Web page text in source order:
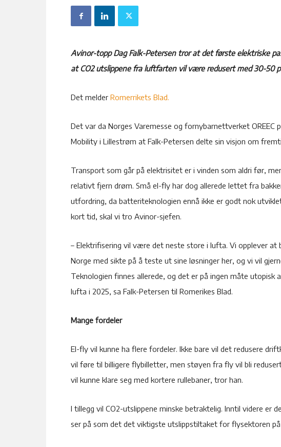
Avinor-topp Dag Falk-Petersen tror at det første elektriske
at CO2 utslippene fra luftfarten vil være redusert med 30-50
Det melder Romerrikets Blad.
Det var da Norges Varemesse og fornybarnettverket
Mobility i Lillestrøm at Falk-Petersen delte sin visjon om
Transport som går på elektrisitet er i vinden som aldri før,
relativt fjern drøm. Små el-fly har dog allerede lettet fra
utfordring, da batteriteknologien ennå ikke er godt nok
kort tid, skal vi tro Avinor-sjefen.
– Elektrifisering vil være det neste store i lufta. Vi opplever at
Norge med sikte på å teste ut sine løsninger her, og vi vil
Teknologien finnes allerede, og det er på ingen måte
lufta i 2025, sa Falk-Petersen til Romerikes Blad.
Mange fordeler
El-fly vil kunne ha flere fordeler. Ikke bare vil det redusere
vil føre til billigere flybilletter, men støyen fra fly vil bli
vil kunne klare seg med kortere rullebaner, tror han.
I tillegg vil CO2-utslippene minske betraktelig. Inntil videre
ser på som det det viktigste utslippstiltaket for flysektoren